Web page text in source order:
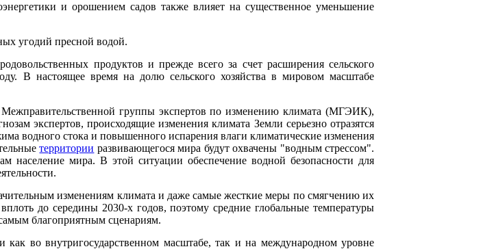
и орошением садов также влияет на существенное уменьшение
угодий пресной водой.
продуктов и прежде всего за счет расширения сельского
В настоящее время на долю сельского хозяйства в мировом масштабе
Межправительственной группы экспертов по изменению климата (МГЭИК),
экспертов, происходящие изменения климата Земли серьезно отразятся
водного стока и повышенного испарения влаги климатические изменения
территории развивающегося мира будут охвачены "водным стрессом".
население мира. В этой ситуации обеспечение водной безопасности для
изменениям климата и даже самые жесткие меры по смягчению их
до середины 2030-х годов, поэтому средние глобальные температуры
благоприятным сценариям.
во внутригосударственном масштабе, так и на международном уровне